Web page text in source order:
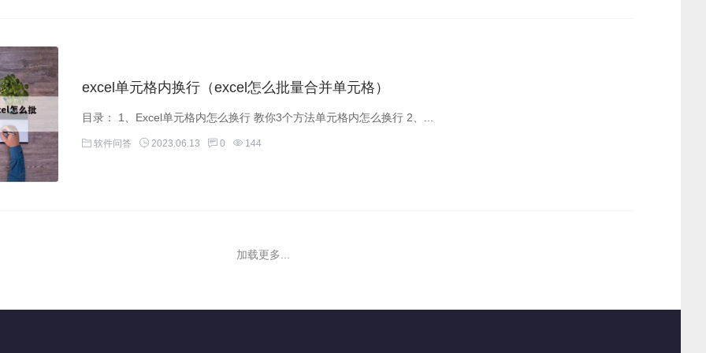
excel单元格内换行（excel怎么批量合并单元格）
目录： 1、Excel单元格内怎么换行 教你3个方法单元格内怎么换行 2、...
软件问答 2023.06.13 0 144
加载更多...